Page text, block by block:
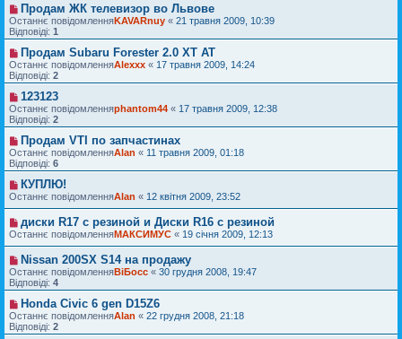
Продам ЖК телевизор во Львове
Останнє повідомленняKAVARnuy « 21 травня 2009, 10:39
Відповіді: 1
Продам Subaru Forester 2.0 XT AT
Останнє повідомленняAlexxx « 17 травня 2009, 14:24
Відповіді: 2
123123
Останнє повідомленняphantom44 « 17 травня 2009, 12:38
Відповіді: 2
Продам VTI по запчастинах
Останнє повідомленняAlan « 11 травня 2009, 01:18
Відповіді: 6
КУПЛЮ!
Останнє повідомленняAlan « 12 квітня 2009, 23:52
диски R17 с резиной и Диски R16 с резиной
Останнє повідомленняМАКСИМУС « 19 січня 2009, 12:13
Nissan 200SX S14 на продажу
Останнє повідомленняВіБосс « 30 грудня 2008, 19:47
Відповіді: 4
Honda Civic 6 gen D15Z6
Останнє повідомленняAlan « 22 грудня 2008, 21:18
Відповіді: 2